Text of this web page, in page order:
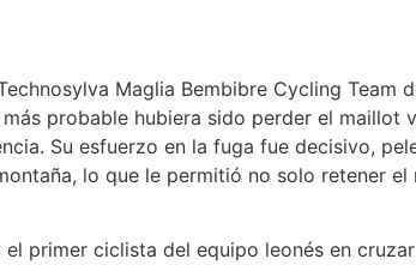
Maglia Bembibre Cycling Team
probable hubiera sido perder el maillot
Su esfuerzo en la fuga fue decisivo,
lo que le permitió no solo retener
primer ciclista del equipo leonés en